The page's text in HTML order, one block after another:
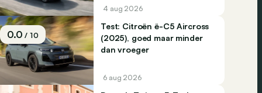
4 aug 2026
0.0/ 10
Test: Citroën ë-C5 Aircross
(2025), goed maar minder
dan vroeger
6 aug 2026